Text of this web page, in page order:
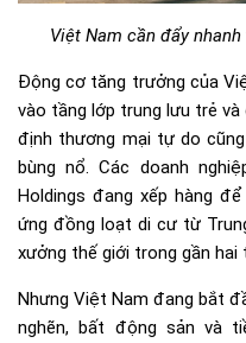
Việt Nam cần đẩy
Động cơ tăng trưởng của
vào tầng lớp trung lưu trẻ
định thương mại tự do
bùng nổ. Các doanh
Holdings đang xếp hàng
ứng đồng loạt di cư từ
xưởng thế giới trong gần hai
Nhưng Việt Nam đang bắt
nghẽn, bất động sản và